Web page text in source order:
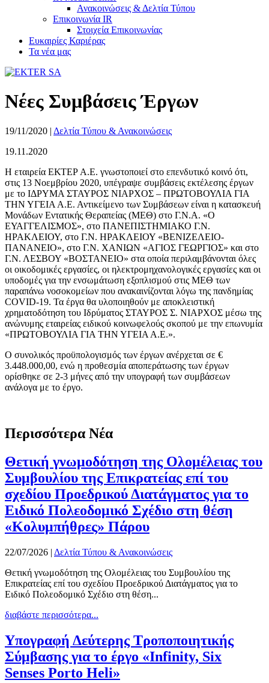
Ανακοινώσεις & Δελτία Τύπου
Επικοινωνία IR
Στοιχεία Επικοινωνίας
Ευκαιρίες Καριέρας
Τα νέα μας
Νέες Συμβάσεις Έργων
19/11/2020 | Δελτία Τύπου & Ανακοινώσεις
19.11.2020
Η εταιρεία ΕΚΤΕΡ Α.Ε. γνωστοποιεί στο επενδυτικό κοινό ότι,
στις 13 Νοεμβρίου 2020, υπέγραψε συμβάσεις εκτέλεσης έργων
με το ΙΔΡΥΜΑ ΣΤΑΥΡΟΣ ΝΙΑΡΧΟΣ – ΠΡΩΤΟΒΟΥΛΙΑ ΓΙΑ
ΤΗΝ ΥΓΕΙΑ Α.Ε. Αντικείμενο των Συμβάσεων είναι η κατασκευή
Μονάδων Εντατικής Θεραπείας (ΜΕΘ) στο Γ.Ν.Α. «Ο
ΕΥΑΓΓΕΛΙΣΜΟΣ», στο ΠΑΝΕΠΙΣΤΗΜΙΑΚΟ Γ.Ν.
ΗΡΑΚΛΕΙΟΥ, στο Γ.Ν. ΗΡΑΚΛΕΙΟΥ «ΒΕΝΙΖΕΛΕΙΟ-
ΠΑΝΑΝΕΙΟ», στο Γ.Ν. ΧΑΝΙΩΝ «ΑΓΙΟΣ ΓΕΩΡΓΙΟΣ» και στο
Γ.Ν. ΛΕΣΒΟΥ «ΒΟΣΤΑΝΕΙΟ» στα οποία περιλαμβάνονται όλες
οι οικοδομικές εργασίες, οι ηλεκτρομηχανολογικές εργασίες και οι
υποδομές για την ενσωμάτωση εξοπλισμού στις ΜΕΘ των
παραπάνω νοσοκομείων που ανακαινίζονται λόγω της πανδημίας
COVID-19. Τα έργα θα υλοποιηθούν με αποκλειστική
χρηματοδότηση του Ιδρύματος ΣΤΑΥΡΟΣ Σ. ΝΙΑΡΧΟΣ μέσω της
ανώνυμης εταιρείας ειδικού κοινωφελούς σκοπού με την επωνυμία
«ΠΡΩΤΟΒΟΥΛΙΑ ΓΙΑ ΤΗΝ ΥΓΕΙΑ Α.Ε.».
Ο συνολικός προϋπολογισμός των έργων ανέρχεται σε €
3.448.000,00, ενώ η προθεσμία αποπεράτωσης των έργων
ορίσθηκε σε 2-3 μήνες από την υπογραφή των συμβάσεων
ανάλογα με το έργο.
Περισσότερα Νέα
Θετική γνωμοδότηση της Ολομέλειας του
Συμβουλίου της Επικρατείας επί του
σχεδίου Προεδρικού Διατάγματος για το
Ειδικό Πολεοδομικό Σχέδιο στη θέση
«Κολυμπήθρες» Πάρου
22/07/2026 | Δελτία Τύπου & Ανακοινώσεις
Θετική γνωμοδότηση της Ολομέλειας του Συμβουλίου της
Επικρατείας επί του σχεδίου Προεδρικού Διατάγματος για το
Ειδικό Πολεοδομικό Σχέδιο στη θέση...
διαβάστε περισσότερα...
Υπογραφή Δεύτερης Τροποποιητικής
Σύμβασης για το έργο «Infinity, Six
Senses Porto Heli»